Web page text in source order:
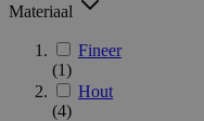
Materiaal
Fineer
(1)
Hout
(4)